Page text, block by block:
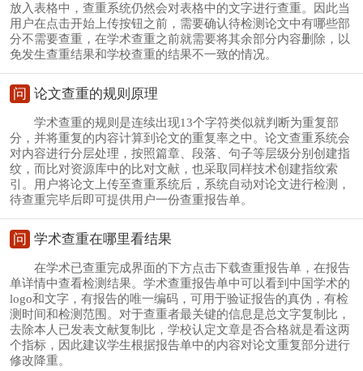
放入表格中，查重系统仍然会对表格中的文字进行查重。因此当
用户在点击开始上传按钮之前，需要确认待检测论文中有哪些部
分不需要查重，在学术查重之前就需要将其余部分内容删除，以
免发生查重结果和学校查重的结果不一致的情况。
问 论文查重的规则原理
学术查重的规则是连续出现13个字符类似就判断为重复部
分，并将重复的内容计算到论文的重复率之中。论文查重系统会
对内容进行分层处理，按照篇章、段落、句子等层级分别创建指
纹，而比对资源库中的比对文献，也采取同样技术创建指纹索
引。用户将论文上传至查重系统后，系统自动对论文进行检测，
待查重完毕后即可提供用户一份查重报告单。
问 学术查重在哪里看结果
在学术已查重完成界面的下方点击下载查重报告单，在报告
单详情中查看检测结果。学术查重报告单中可以看到中国学术的
logo和文字，有报告的唯一编码，可用于验证报告的真伪，有检
测时间和检测范围。对于查重者最关键的信息是总文字复制比，
去除本人已发表文献复制比，学校认定文章是否合格就是看这两
个指标，因此建议学生根据报告单中的内容对论文重复部分进行
修改降重。